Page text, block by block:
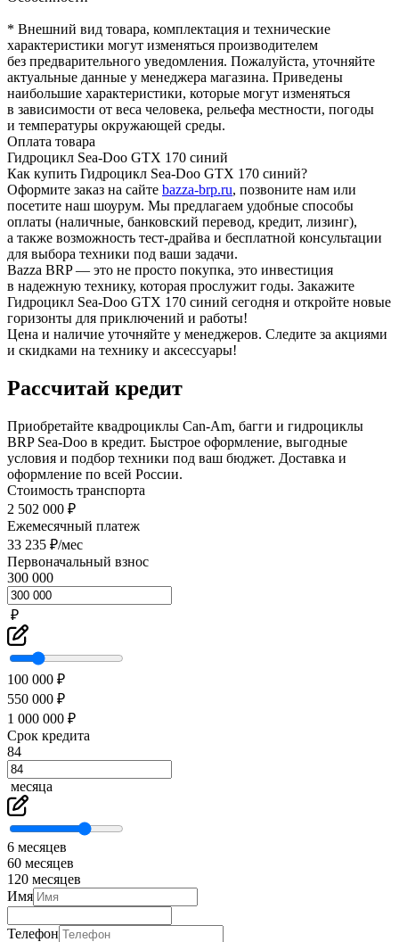
* Внешний вид товара, комплектация и технические
характеристики могут изменяться производителем
без предварительного уведомления. Пожалуйста, уточняйте
актуальные данные у менеджера магазина. Приведены
наибольшие характеристики, которые могут изменяться
в зависимости от веса человека, рельефа местности, погоды
и температуры окружающей среды.
Оплата товара
Гидроцикл Sea-Doo GTX 170 синий
Как купить Гидроцикл Sea-Doo GTX 170 синий?
Оформите заказ на сайте bazza-brp.ru, позвоните нам или
посетите наш шоурум. Мы предлагаем удобные способы
оплаты (наличные, банковский перевод, кредит, лизинг),
а также возможность тест-драйва и бесплатной консультации
для выбора техники под ваши задачи.
Bazza BRP — это не просто покупка, это инвестиция
в надежную технику, которая прослужит годы. Закажите
Гидроцикл Sea-Doo GTX 170 синий сегодня и откройте новые
горизонты для приключений и работы!
Цена и наличие уточняйте у менеджеров. Следите за акциями
и скидками на технику и аксессуары!
Рассчитай кредит
Приобретайте квадроциклы Can-Am, багги и гидроциклы
BRP Sea-Doo в кредит. Быстрое оформление, выгодные
условия и подбор техники под ваш бюджет. Доставка и
оформление по всей России.
Стоимость транспорта
2 502 000 ₽
Ежемесячный платеж
33 235 ₽/мес
Первоначальный взнос
300 000
₽
100 000 ₽
550 000 ₽
1 000 000 ₽
Срок кредита
84
месяца
6 месяцев
60 месяцев
120 месяцев
Имя
Телефон